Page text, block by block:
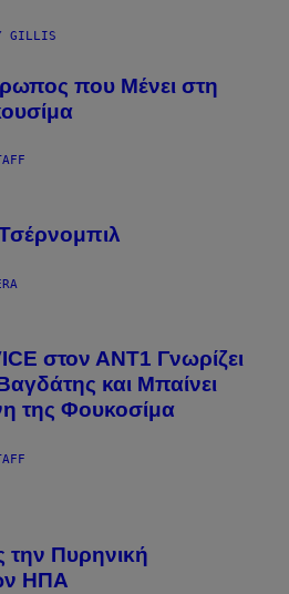
GILLIS
που Μένει στη
στον ΑΝΤ1 Γνωρίζει
και Μπαίνει
της Φουκοσίμα
την Πυρηνική
ΗΠΑ